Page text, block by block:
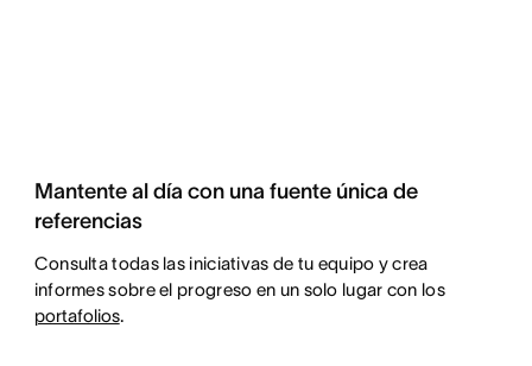
Mantente al día con una fuente única de
referencias
Consulta todas las iniciativas de tu equipo y crea
informes sobre el progreso en un solo lugar con los
portafolios.